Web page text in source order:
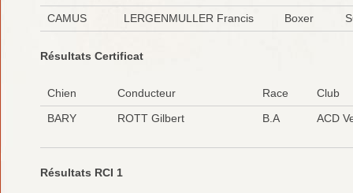
CAMUS
LERGENMULLER Francis Boxer
Résultats Certificat
Chien Conducteur Race
Club
BARY
ROTT Gilbert B.A ACD
Résultats RCI 1